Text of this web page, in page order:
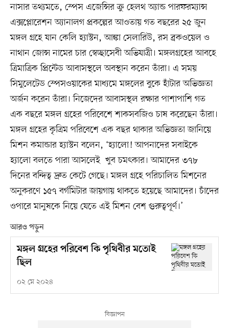
নাসার তথ্যমতে, স্পেস এজেন্সির ক্রু হেলথ অ্যান্ড পারফরম্যান্স
এক্সপ্লোরেশন অ্যানালগ প্রকল্পের আওতায় গত বছরের ২৫ জুন
মঙ্গল গ্রহে যান কেলি হ্যাস্টন, আঙ্কা সেলারিউ, রস ব্রকওয়েল ও
নাথান জোন্স নামের চার স্বেচ্ছাসেবী অভিযাত্রী। মঙ্গলগ্রহের আবহে
ত্রিমাত্রিক প্রিন্টেড আবাসস্থলে অবস্থান করেন তাঁরা। এ সময়
সিমুলেটেড স্পেসওয়াকের মাধ্যমে মঙ্গলের বুকে হাঁটার অভিজ্ঞতা
অর্জন করেন তাঁরা। নিজেদের আবাসস্থল রক্ষার পাশাপাশি গত
এক বছরে মঙ্গল গ্রহের পরিবেশে শাকসবজিও চাষ করেছেন তাঁরা।
মঙ্গল গ্রহের কৃত্রিম পরিবেশে এক বছর থাকার অভিজ্ঞতা জানিয়ে
মিশন কমান্ডার হ্যাস্টন বলেন, ‘হ্যালো! আপনাদের সবাইকে
হ্যালো বলতে পারা আসলেই খুব চমৎকার। আমাদের ৩৭৮
দিনের বন্দিত্ব দ্রুত কেটে গেছে। মঙ্গল গ্রহে পরিচালিত মিশনের
অনুকরণে ১৫৭ বর্গমিটার জায়গায় থাকতে হয়েছে আমাদের। চাঁদের
ওপারে মানুষকে নিয়ে যেতে এই মিশন বেশ গুরুত্বপূর্ণ।’
আরও পড়ুন
মঙ্গল গ্রহের পরিবেশ কি পৃথিবীর মতোই
ছিল
০২ মে ২০২৪